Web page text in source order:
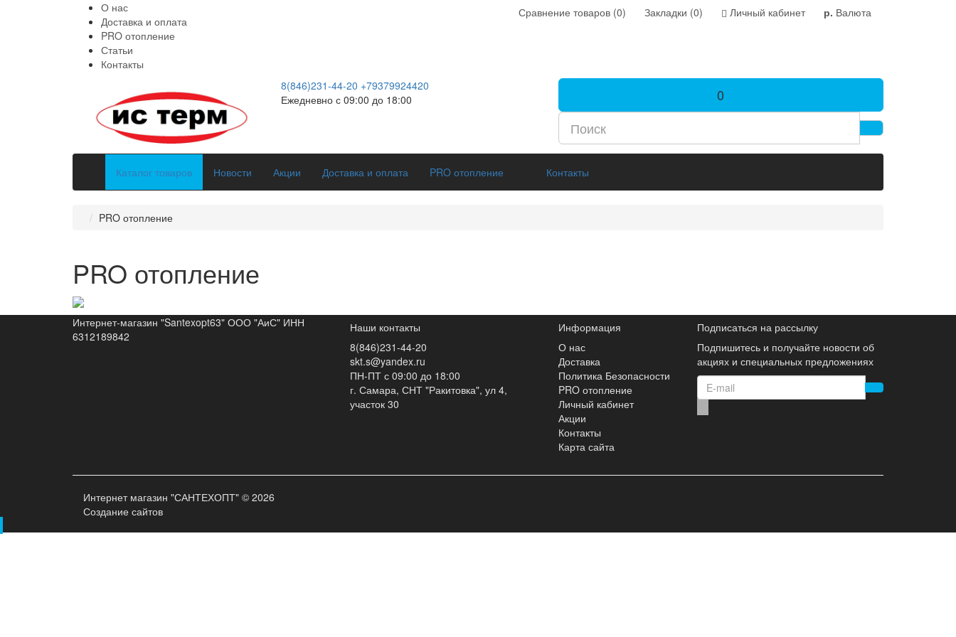
О нас
Доставка и оплата
PRO отопление
Статьи
Контакты
р. Валюта
Личный кабинет
Закладки (0)
Сравнение товаров (0)
8(846)231-44-20 +79379924420
Ежедневно с 09:00 до 18:00
0
Каталог товаров Новости Акции Доставка и оплата PRO отопление Контакты
PRO отопление
PRO отопление
Интернет-магазин "Santexopt63" ООО "АиС" ИНН
6312189842
Наши контакты
8(846)231-44-20
skt.s@yandex.ru
ПН-ПТ с 09:00 до 18:00
г. Самара, СНТ "Ракитовка", ул 4,
участок 30
Информация
О нас
Доставка
Политика Безопасности
PRO отопление
Личный кабинет
Акции
Контакты
Карта сайта
Подписаться на рассылку
Подпишитесь и получайте новости об
акциях и специальных предложениях
Интернет магазин "САНТЕХОПТ" © 2026
Создание сайтов